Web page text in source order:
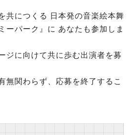
共につくる
日本発の音楽絵本舞
ーパーク』に あなたも参加しま
ジに向けて共に歩む出演者を募
無関わらず、応募を終了するこ